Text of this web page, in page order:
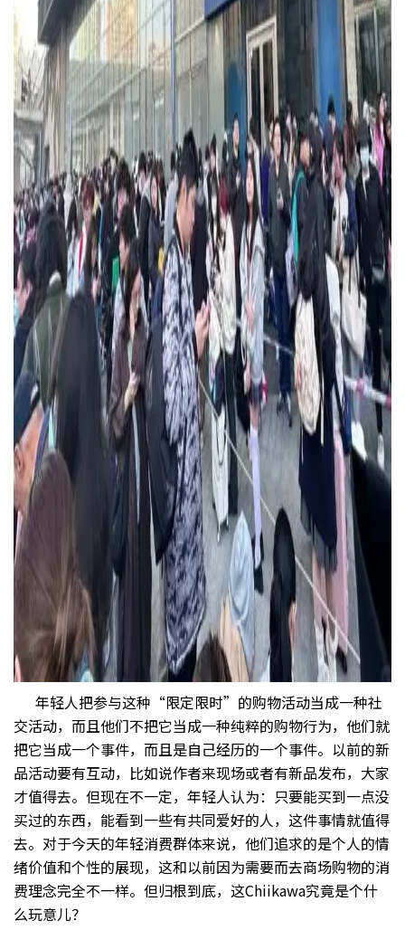
年轻人把参与这种“限定限时”的购物活动当成一种社
交活动，而且他们不把它当成一种纯粹的购物行为，他们就
把它当成一个事件，而且是自己经历的一个事件。以前的新
品活动要有互动，比如说作者来现场或者有新品发布，大家
才值得去。但现在不一定，年轻人认为：只要能买到一点没
买过的东西，能看到一些有共同爱好的人，这件事情就值得
去。对于今天的年轻消费群体来说，他们追求的是个人的情
绪价值和个性的展现，这和以前因为需要而去商场购物的消
费理念完全不一样。但归根到底，这Chiikawa究竟是个什
么玩意儿？